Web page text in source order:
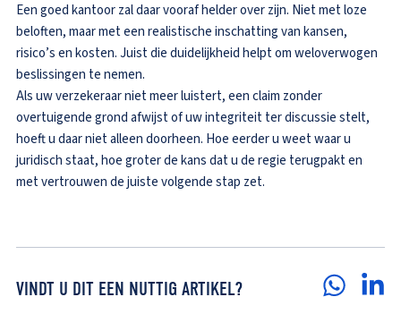
Een goed kantoor zal daar vooraf helder over zijn. Niet met loze
beloften, maar met een realistische inschatting van kansen,
risico’s en kosten. Juist die duidelijkheid helpt om weloverwogen
beslissingen te nemen.
Als uw verzekeraar niet meer luistert, een claim zonder
overtuigende grond afwijst of uw integriteit ter discussie stelt,
hoeft u daar niet alleen doorheen. Hoe eerder u weet waar u
juridisch staat, hoe groter de kans dat u de regie terugpakt en
met vertrouwen de juiste volgende stap zet.
VINDT U DIT EEN NUTTIG ARTIKEL?